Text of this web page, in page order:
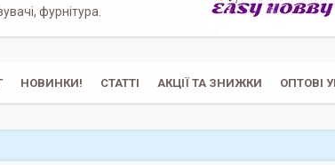
фурнітура.
НОВИНКИ! СТАТТІ АКЦІЇ ТА ЗНИЖКИ ОПТОВІ